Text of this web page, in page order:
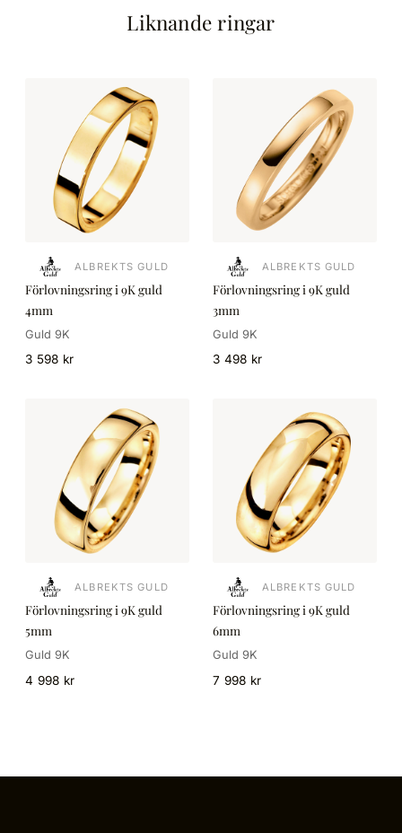
Liknande ringar
ALBREKTS GULD
Förlovningsring i 9K guld
4mm
Guld 9K
3 598 kr
ALBREKTS GULD
Förlovningsring i 9K guld
3mm
Guld 9K
3 498 kr
ALBREKTS GULD
Förlovningsring i 9K guld
5mm
Guld 9K
4 998 kr
ALBREKTS GULD
Förlovningsring i 9K guld
6mm
Guld 9K
7 998 kr